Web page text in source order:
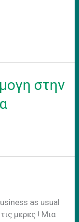
στην
usual
μερες ! Μια